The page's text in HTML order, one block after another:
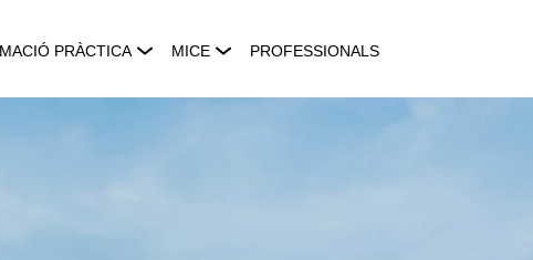
PRÀCTICA MICE PROFESSIONALS